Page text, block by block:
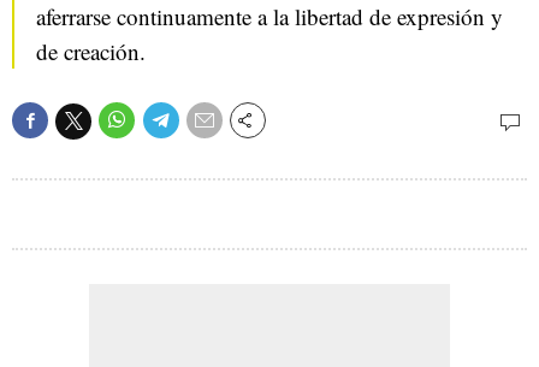
aferrarse continuamente a la libertad de expresión y
de creación.